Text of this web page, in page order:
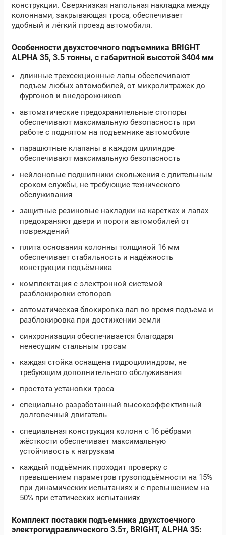
конструкции. Сверхнизкая напольная накладка между
колоннами, закрывающая троса, обеспечивает
удобный и лёгкий проезд автомобиля.
Особенности двухстоечного подъемника BRIGHT
ALPHA 35, 3.5 тонны, с габаритной высотой 3404 мм
длинные трехсекционные лапы обеспечивают
подъем любых автомобилей, от микролитражек до
фургонов и внедорожников
автоматические предохранительные стопоры
обеспечивают максимальную безопасность при
работе с поднятом на подъемнике автомобиле
парашютные клапаны в каждом цилиндре
обеспечивают максимальную безопасность
нейлоновые подшипники скольжения с длительным
сроком службы, не требующие технического
обслуживания
защитные резиновые накладки на каретках и лапах
предохраняют двери и пороги автомобилей от
повреждений
плита основания колонны толщиной 16 мм
обеспечивает стабильность и надёжность
конструкции подъёмника
комплектация с электронной системой
разблокировки стопоров
автоматическая блокировка лап во время подъема и
разблокировка при достижении земли
синхронизация обеспечивается благодаря
ненесущим стальным тросам
каждая стойка оснащена гидроцилиндром, не
требующим дополнительного обслуживания
простота установки троса
специально разработанный высокоэффективный
долговечный двигатель
специальная конструкция колонн с 16 рёбрами
жёсткости обеспечивает максимальную
устойчивость к нагрузкам
каждый подъёмник проходит проверку с
превышением параметров грузоподъёмности на 15%
при динамических испытаниях и с превышением на
50% при статических испытаниях
Комплект поставки подъемника двухстоечного
электрогидравлического 3.5т, BRIGHT, ALPHA 35: